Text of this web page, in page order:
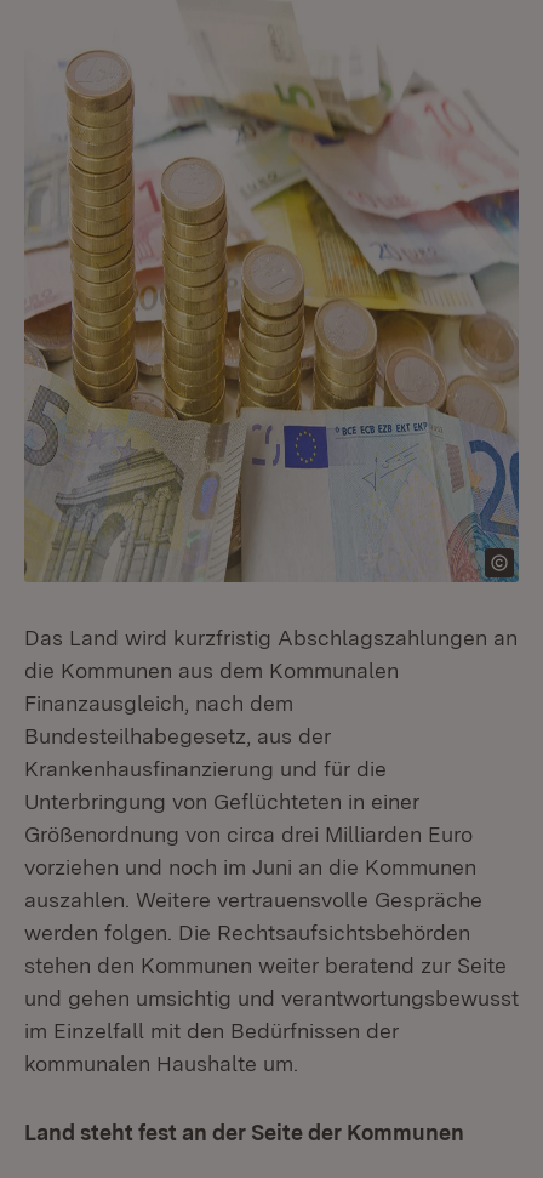
Das Land wird kurzfristig Abschlagszahlungen an
die Kommunen aus dem Kommunalen
Finanzausgleich, nach dem
Bundesteilhabegesetz, aus der
Krankenhausfinanzierung und für die
Unterbringung von Geflüchteten in einer
Größenordnung von circa drei Milliarden Euro
vorziehen und noch im Juni an die Kommunen
auszahlen. Weitere vertrauensvolle Gespräche
werden folgen. Die Rechtsaufsichtsbehörden
stehen den Kommunen weiter beratend zur Seite
und gehen umsichtig und verantwortungsbewusst
im Einzelfall mit den Bedürfnissen der
kommunalen Haushalte um.
Land steht fest an der Seite der Kommunen